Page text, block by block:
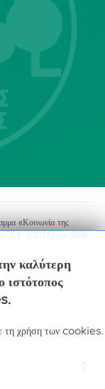
«Κοινωνία της
καλύτερη
ιστότοπος
τη χρήση των cookies.